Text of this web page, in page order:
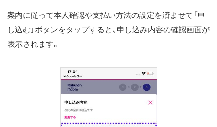
案内に従って本人確認や支払い方法の設定を済ませて「申
し込む」ボタンをタップすると、申し込み内容の確認画面が
表示されます。